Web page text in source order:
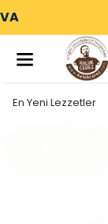
En Yeni Lezzetler